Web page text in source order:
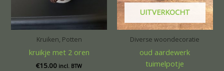
Kruiken, Potten
kruikje met 2 oren
€15.00 incl. BTW
UITVERKOCHT
Diverse woondecoratie
oud aardewerk
tuimelpotje